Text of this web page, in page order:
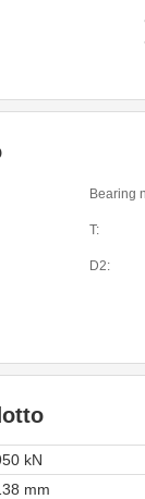
Bearing
T:
D2:
kN
mm